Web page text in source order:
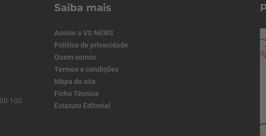
100
Saiba mais
Assine a VS NEWS
Política de privacidade
Quem somos
Termos e condições
Mapa do site
Ficha Técnica
Estatuto Editorial